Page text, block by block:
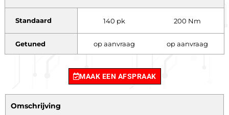
Standaard 140 pk 200 Nm
Getuned op aanvraag op aanvraag
MAAK EEN AFSPRAAK
Omschrijving